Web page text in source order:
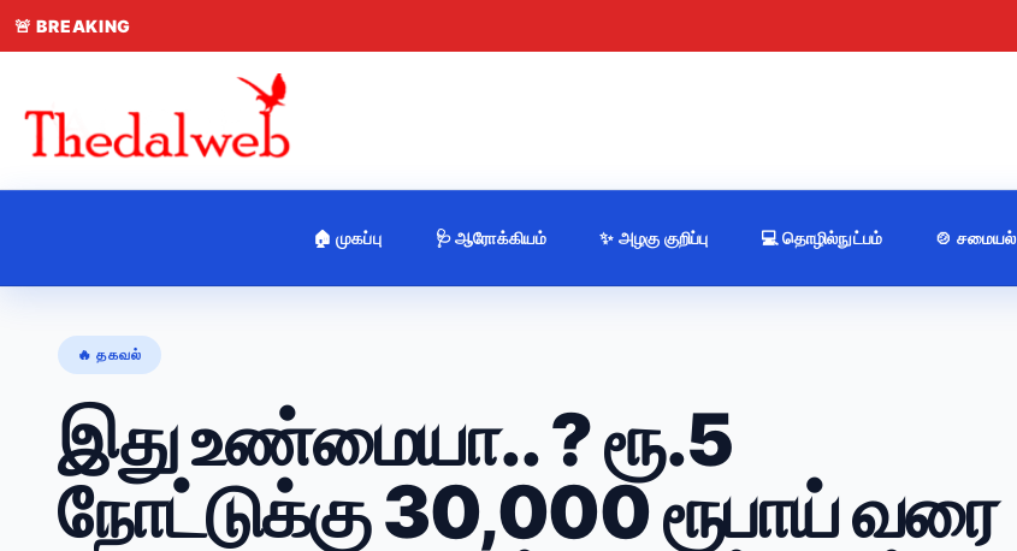
🚨BREAKING
🏠 முகப்பு 🩺 ஆரோக்கியம் ✨ அழகு குறிப்பு 💻 தொழில்நுட்பம் 🍲 சமையல்
🔥 தகவல்
இது உண்மையா.. ? ரூ.5
நோட்டுக்கு 30,000 ரூபாய் வரை